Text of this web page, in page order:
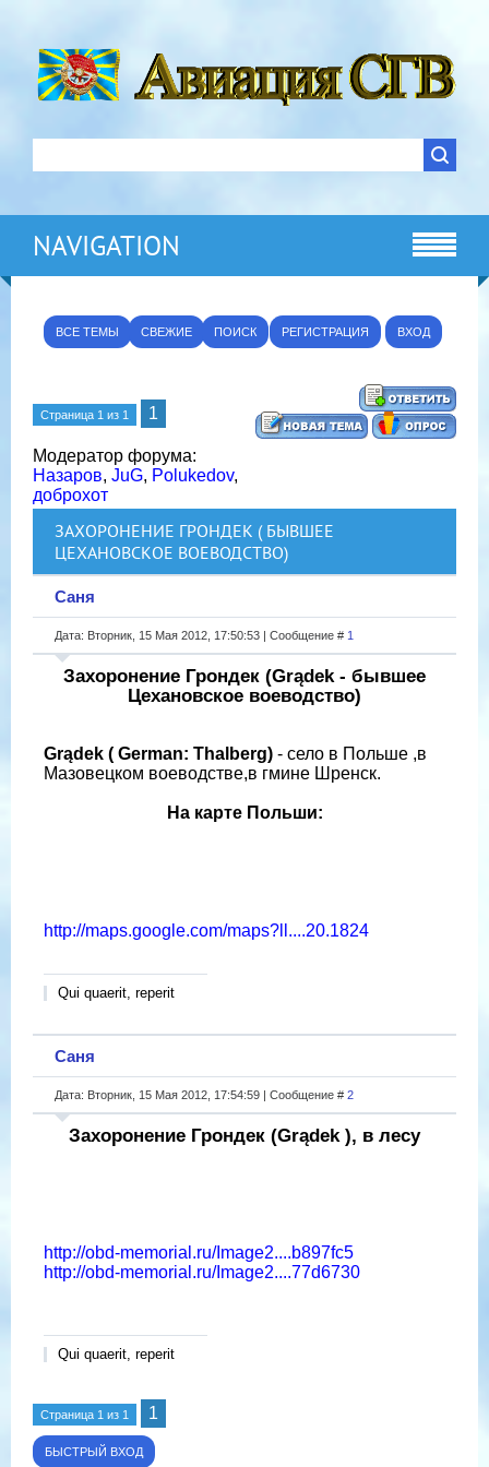
NAVIGATION
ВСЕ ТЕМЫ СВЕЖИЕ ПОИСК РЕГИСТРАЦИЯ ВХОД
Страница 1 из 1 1
Модератор форума:
Назаров, JuG, Polukedov,
доброхот
ЗАХОРОНЕНИЕ ГРОНДЕК ( БЫВШЕЕ
ЦЕХАНОВСКОЕ ВОЕВОДСТВО)
Саня
Дата: Вторник, 15 Мая 2012, 17:50:53 | Сообщение # 1
Захоронение Грондек (Grądek - бывшее
Цехановское воеводство)
Grądek ( German: Thalberg) - село в Польше ,в
Мазовецком воеводстве,в гмине Шренск.
На карте Польши:
http://maps.google.com/maps?ll....20.1824
Qui quaerit, reperit
Саня
Дата: Вторник, 15 Мая 2012, 17:54:59 | Сообщение # 2
Захоронение Грондек (Grądek ), в лесу
http://obd-memorial.ru/Image2....b897fc5
http://obd-memorial.ru/Image2....77d6730
Qui quaerit, reperit
Страница 1 из 1 1